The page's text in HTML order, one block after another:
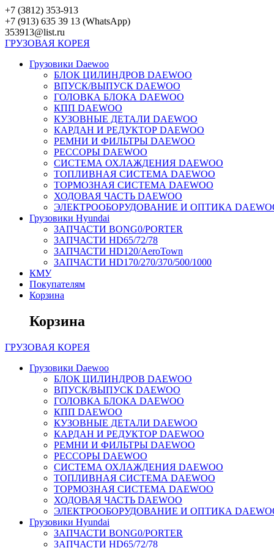
Перейти
к
контенту
+7 (3812) 353-913
+7 (913) 635 39 13 (WhatsApp)
353913@list.ru
ГРУЗОВАЯ КОРЕЯ
Грузовики Daewoo
БЛОК ЦИЛИНДРОВ DAEWOO
ВПУСК/ВЫПУСК DAEWOO
ГОЛОВКА БЛОКА DAEWOO
КПП DAEWOO
КУЗОВНЫЕ ДЕТАЛИ DAEWOO
КАРДАН И РЕДУКТОР DAEWOO
РЕМНИ И ФИЛЬТРЫ DAEWOO
РЕССОРЫ DAEWOO
СИСТЕМА ОХЛАЖДЕНИЯ DAEWOO
ТОПЛИВНАЯ СИСТЕМА DAEWOO
ТОРМОЗНАЯ СИСТЕМА DAEWOO
ХОДОВАЯ ЧАСТЬ DAEWOO
ЭЛЕКТРООБОРУДОВАНИЕ И ОПТИКА
Грузовики Hyundai
ЗАПЧАСТИ BONG0/PORTER
ЗАПЧАСТИ HD65/72/78
ЗАПЧАСТИ HD120/AeroTown
ЗАПЧАСТИ HD170/270/370/500/1000
КМУ
Покупателям
Корзина
Корзина
ГРУЗОВАЯ КОРЕЯ
Грузовики Daewoo
БЛОК ЦИЛИНДРОВ DAEWOO
ВПУСК/ВЫПУСК DAEWOO
ГОЛОВКА БЛОКА DAEWOO
КПП DAEWOO
КУЗОВНЫЕ ДЕТАЛИ DAEWOO
КАРДАН И РЕДУКТОР DAEWOO
РЕМНИ И ФИЛЬТРЫ DAEWOO
РЕССОРЫ DAEWOO
СИСТЕМА ОХЛАЖДЕНИЯ DAEWOO
ТОПЛИВНАЯ СИСТЕМА DAEWOO
ТОРМОЗНАЯ СИСТЕМА DAEWOO
ХОДОВАЯ ЧАСТЬ DAEWOO
ЭЛЕКТРООБОРУДОВАНИЕ И ОПТИКА
Грузовики Hyundai
ЗАПЧАСТИ BONG0/PORTER
ЗАПЧАСТИ HD65/72/78